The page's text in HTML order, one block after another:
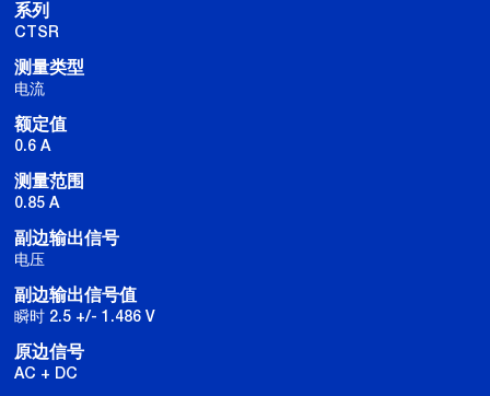
系列
CTSR
测量类型
电流
额定值
0.6 A
测量范围
0.85 A
副边输出信号
电压
副边输出信号值
瞬时 2.5 +/- 1.486 V
原边信号
AC + DC